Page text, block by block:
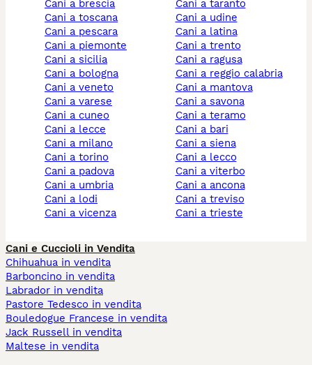
cani a brescia
cani a toscana
cani a pescara
cani a piemonte
cani a sicilia
cani a bologna
cani a veneto
cani a varese
cani a cuneo
cani a lecce
cani a milano
cani a torino
cani a padova
cani a umbria
cani a lodi
cani a vicenza
cani a taranto
cani a udine
cani a latina
cani a trento
cani a ragusa
cani a reggio calabria
cani a mantova
cani a savona
cani a teramo
cani a bari
cani a siena
cani a lecco
cani a viterbo
cani a ancona
cani a treviso
cani a trieste
Cani e Cuccioli in Vendita
Chihuahua in vendita
Barboncino in vendita
Labrador in vendita
Pastore Tedesco in vendita
Bouledogue Francese in vendita
Jack Russell in vendita
Maltese in vendita